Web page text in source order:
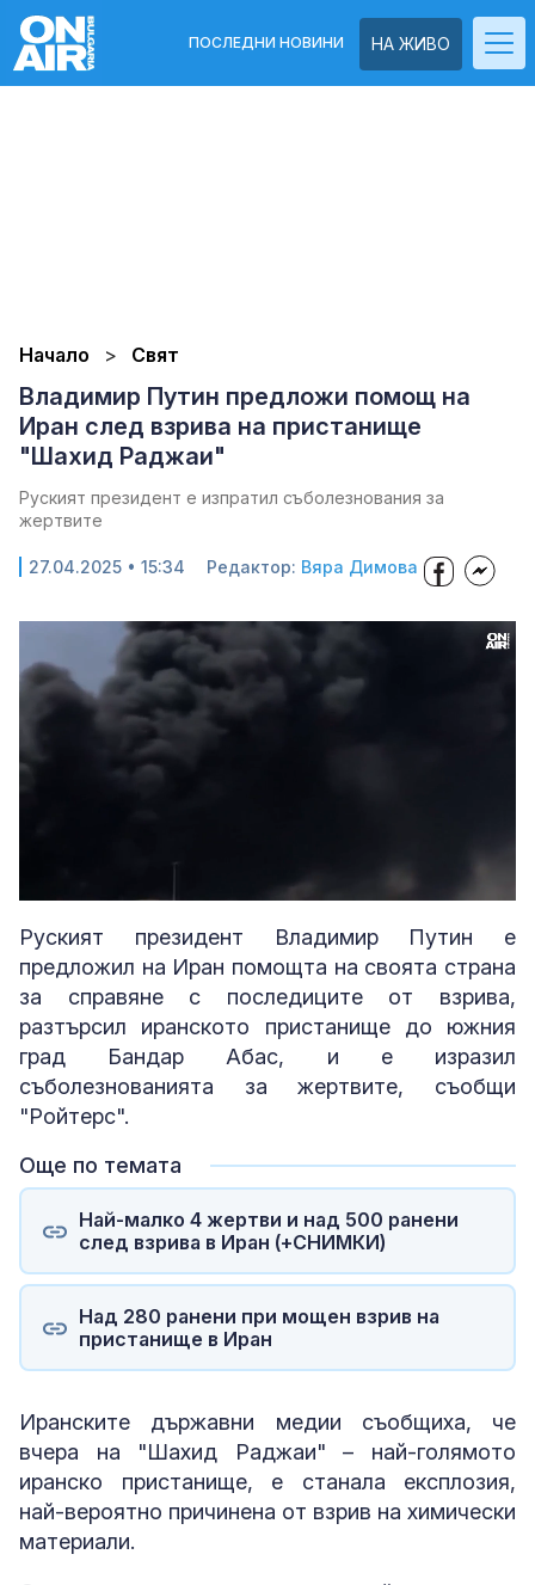
НА ЖИВО
ПОСЛЕДНИ НОВИНИ
Начало Свят
Владимир Путин предложи помощ на
Иран след взрива на пристанище
"Шахид Раджаи"
Руският президент е изпратил съболезнования за
жертвите
27.04.2025 • 15:34 Редактор: Вяра Димова
Руският президент Владимир Путин е
предложил на Иран помощта на своята страна
за справяне с последиците от взрива,
разтърсил иранското пристанище до южния
град Бандар Абас, и е изразил
съболезнованията за жертвите, съобщи
"Ройтерс".
Още по темата
Най-малко 4 жертви и над 500 ранени
след взрива в Иран (+СНИМКИ)
Над 280 ранени при мощен взрив на
пристанище в Иран
Иранските държавни медии съобщиха, че
вчера на "Шахид Раджаи" – най-голямото
иранско пристанище, е станала експлозия,
най-вероятно причинена от взрив на химически
материали.